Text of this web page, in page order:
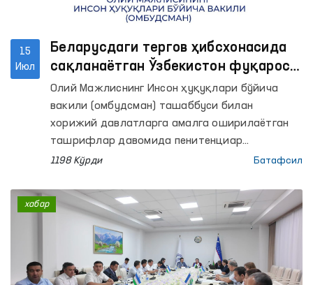
15
Июл
Беларусдаги тергов ҳибсхонасида
сақланаётган Ўзбекистон фуқароси
мурожаати ҳал этилди
Олий Мажлиснинг Инсон ҳуқуқлари бўйича
вакили (омбудсман) ташаббуси билан
хорижий давлатларга амалга оширилаётган
ташрифлар давомида пенитенциар
муассасаларда сақланаётган Ўзбекистон
келинмоқда.
1198 Кўрди Батафсил
хабар